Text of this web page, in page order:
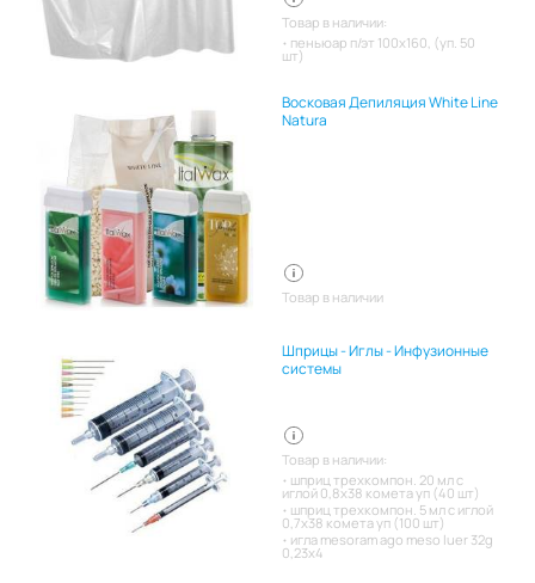
Товар в наличии:
пеньюар п/эт 100х160, (уп. 50
шт)
Восковая Депиляция White Line
Natura
Товар в наличии
Шприцы - Иглы - Инфузионные
системы
Товар в наличии:
шприц трехкомпон. 20 мл с
иглой 0,8х38 комета уп (40 шт)
шприц трехкомпон. 5 мл с иглой
0,7х38 комета уп (100 шт)
игла mesoram ago meso luer 32g
0,23x4